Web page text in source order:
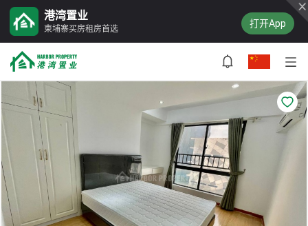
港湾置业
柬埔寨买房租房首选 打开App